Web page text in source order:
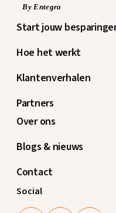
Start jouw
Hoe het werkt
Klantenverhalen
Partners
Over ons
Blogs & nieuws
Contact
Social